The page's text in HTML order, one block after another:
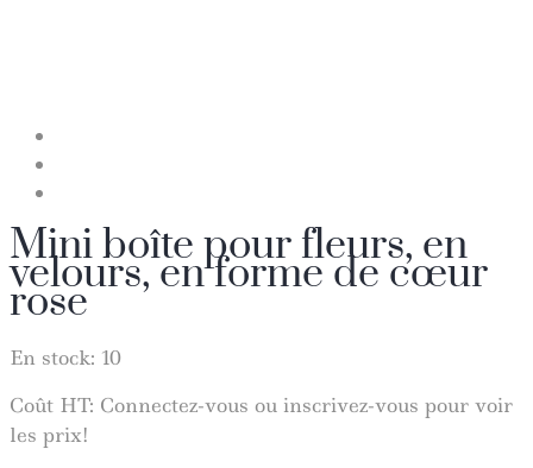
Mini boîte pour fleurs, en
velours, en forme de cœur
rose
En stock: 10
Coût HT: Connectez-vous ou inscrivez-vous pour voir
les prix!